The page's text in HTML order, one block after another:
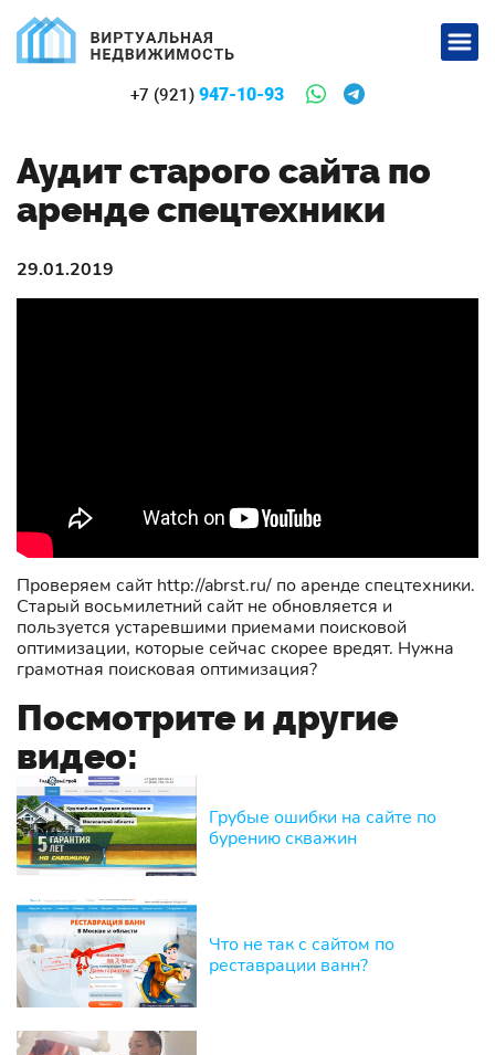
+7 (921) 947-10-93
Аудит старого сайта по
аренде спецтехники
29.01.2019
Проверяем сайт http://abrst.ru/ по аренде спецтехники.
Старый восьмилетний сайт не обновляется и
пользуется устаревшими приемами поисковой
оптимизации, которые сейчас скорее вредят. Нужна
грамотная поисковая оптимизация?
Посмотрите и другие
видео:
Грубые ошибки на сайте по
бурению скважин
Что не так с сайтом по
реставрации ванн?